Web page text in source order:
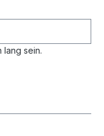
lang sein.